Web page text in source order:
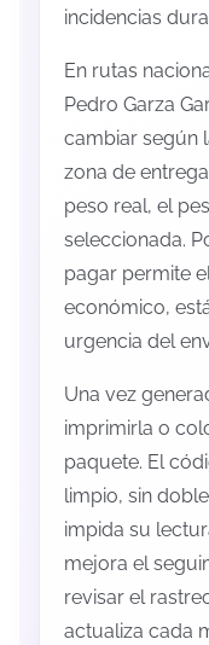
incidencias
En rutas
Pedro Garza
cambiar según
zona de
peso real, el
seleccionada.
pagar permite
económico,
urgencia del
Una vez
imprimirla o
paquete. El
limpio, sin
impida su
mejora el
revisar el
actualiza cada